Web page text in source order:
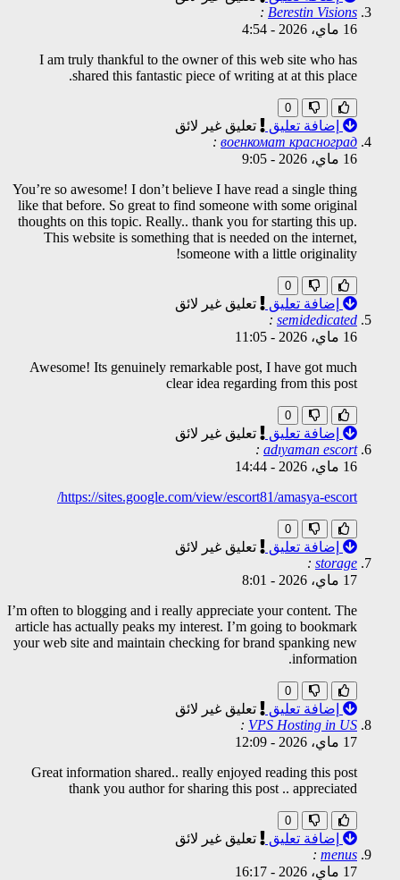
Berestin Visions
:
16 ماي، 2026
-
4:54
I am truly thankful to the owner of this web site who has
shared this fantastic piece of writing at at this place.
0
إضافة تعليق
تعليق غير لائق
военкомат красноград
:
16 ماي، 2026
-
9:05
You’re so awesome! I don’t believe I have read a single thing
like that before. So great to find someone with some original
thoughts on this topic. Really.. thank you for starting this up.
This website is something that is needed on the internet,
someone with a little originality!
0
إضافة تعليق
تعليق غير لائق
semidedicated
:
16 ماي، 2026
-
11:05
Awesome! Its genuinely remarkable post, I have got much
clear idea regarding from this post
0
إضافة تعليق
تعليق غير لائق
adıyaman escort
:
16 ماي، 2026
-
14:44
https://sites.google.com/view/escort81/amasya-escort/
0
إضافة تعليق
تعليق غير لائق
storage
:
17 ماي، 2026
-
8:01
I’m often to blogging and i really appreciate your content. The
article has actually peaks my interest. I’m going to bookmark
your web site and maintain checking for brand spanking new
information.
0
إضافة تعليق
تعليق غير لائق
VPS Hosting in US
:
17 ماي، 2026
-
12:09
Great information shared.. really enjoyed reading this post
thank you author for sharing this post .. appreciated
0
إضافة تعليق
تعليق غير لائق
menus
:
17 ماي، 2026
-
16:17